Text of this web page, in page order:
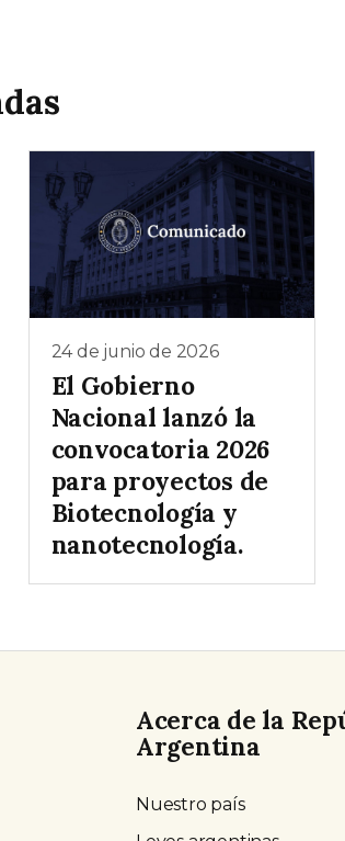
24 de junio de 2026
El Gobierno
Nacional lanzó la
convocatoria 2026
para proyectos de
Biotecnología y
nanotecnología.
Acerca de la
Argentina
Nuestro país